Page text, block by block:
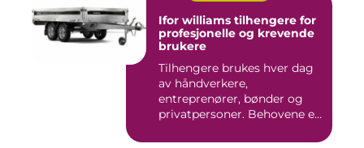
Ifor williams tilhengere for
profesjonelle og krevende
brukere
Tilhengere brukes hver dag
av håndverkere,
entreprenører, bønder og
privatpersoner. Behovene er